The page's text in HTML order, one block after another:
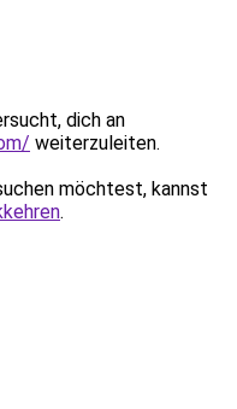
dich an
weiterzuleiten.
möchtest, kannst
.